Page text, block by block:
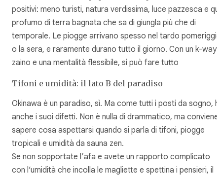
positivi: meno turisti, natura verdissima, luce pazzesca e
profumo di terra bagnata che sa di giungla più che di
temporale. Le piogge arrivano spesso nel tardo pomeriggio
o la sera, e raramente durano tutto il giorno. Con un k-way
zaino e una mentalità flessibile, si può fare tutto
Tifoni e umidità: il lato B del paradiso
Okinawa è un paradiso, sì. Ma come tutti i posti da sogno,
anche i suoi difetti. Non è nulla di drammatico, ma conviene
sapere cosa aspettarsi quando si parla di tifoni, piogge
tropicali e umidità da sauna zen.
Se non sopportate l’afa e avete un rapporto complicato
con l’umidità che incolla le magliette e spettina i pensieri, il